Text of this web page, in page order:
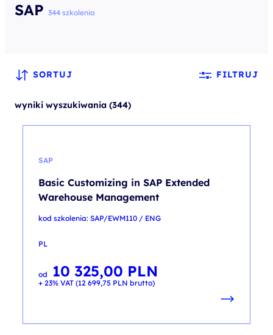
SAP 344 szkolenia
SORTUJ FILTRUJ
wyniki wyszukiwania (344)
SAP
Basic Customizing in SAP Extended
Warehouse Management
kod szkolenia: SAP/EWM110 / ENG
PL
od 10 325,00 PLN
+ 23% VAT (12 699,75 PLN brutto)